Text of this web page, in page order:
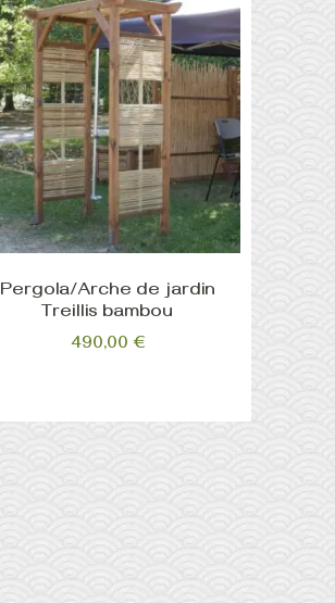
Pergola/Arche de jardin
Treillis bambou
490,00 €